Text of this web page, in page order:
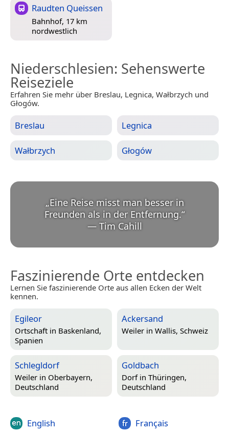
Raudten Queissen
Bahnhof, 17 km
nordwestlich
Niederschlesien: Sehenswerte
Reiseziele
Erfahren Sie mehr über Breslau, Legnica, Wałbrzych und
Głogów.
Breslau Legnica
Wałbrzych Głogów
„Eine Reise misst man besser in
Freunden als in der Entfernung. “
— Tim Cahill
Faszinierende Orte entdecken
Lernen Sie faszinierende Orte aus allen Ecken der Welt
kennen.
Egileor
Ortschaft in Baskenland,
Spanien
Ackersand
Weiler in Wallis, Schweiz
Schlegldorf
Weiler in Oberbayern,
Deutschland
Goldbach
Dorf in Thüringen,
Deutschland
English Français